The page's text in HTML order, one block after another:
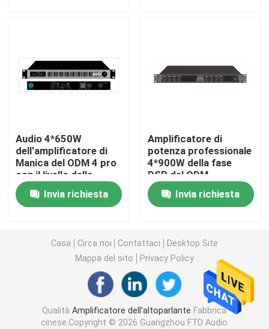
Altoparlanti dell'altoparlante
Amplificatore di potenza della classe D
Audio amplificatore della matrice
Linea altoparlante della colonna di matrice
Sistema dell'evacuazione di voce
Audio lettore DVD
Audio 4*650W
dell'amplificatore di
Manica del ODM 4 pro
con il livello della
classe D di DSP
Invia richiesta
Amplificatore di
potenza professionale
4*900W della fase
DSP del ODM
Invia richiesta
Casa Circa noi Contattaci
Desktop Site
Mappa del sito
Privacy Policy
QualitàAmplificatore dell'altoparlante Fabbrica
cinese.Copyright © 2026 Guangzhou FTD Audio